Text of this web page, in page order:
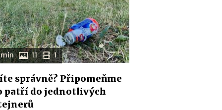
11 1
správně? Připomeňme
patří do jednotlivých